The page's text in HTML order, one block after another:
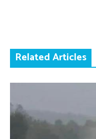
Related Articles